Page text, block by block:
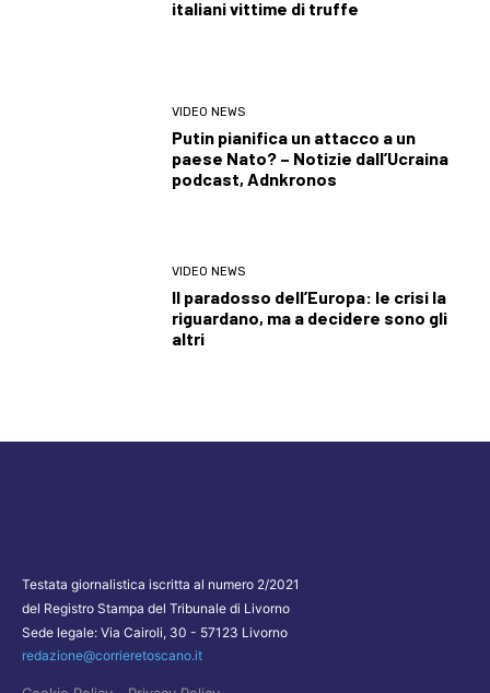
italiani vittime di truffe
VIDEO NEWS
Putin pianifica un attacco a un
paese Nato? – Notizie dall’Ucraina
podcast, Adnkronos
VIDEO NEWS
Il paradosso dell’Europa: le crisi la
riguardano, ma a decidere sono gli
altri
Testata giornalistica iscritta al numero 2/2021
del Registro Stampa del Tribunale di Livorno
Sede legale: Via Cairoli, 30 - 57123 Livorno
redazione@corrieretoscano.it